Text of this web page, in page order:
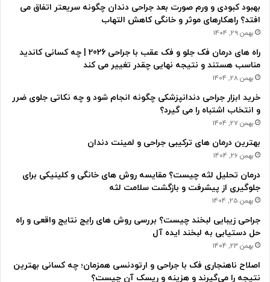
بهبود کبودی و ورم صورت بعد جراحی دندان چگونه سریعتر اتفاق می
افتد؟ راهکارهای موثر و خانگی کاهش التهاب
بهمن 29, 1404
راه های درمان فک جلو و فک عقب با جراحی 2026 | چه کسانی کاندید
مناسب هستند و نتیجه نهایی چقدر تغییر می کند
بهمن 28, 1404
خرید ابزار جراحی دندانپزشکی چگونه انجام شود و چه نکاتی جلوی ضرر
و انتخاب اشتباه را می گیرد؟
بهمن 27, 1404
بهترین درمان های ترکیبی جراحی و لمینت دندان
بهمن 26, 1404
درمان تحلیل لثه چیست؟ مقایسه روش های خانگی و کلینیکی برای
جلوگیری از پیشرفت و بازگشت سلامت لثه
بهمن 25, 1404
جراحی زیبایی لبخند چیست؟ بررسی روش های رایج نتایج واقعی و راه
حل دستیابی به لبخند ایده آل
بهمن 23, 1404
اصلاح ناهنجاری فک با جراحی و ارتودنسی همزمان؛ چه کسانی بهترین
نتیجه را می‌گیرند و هزینه و ریسک آن چیست؟